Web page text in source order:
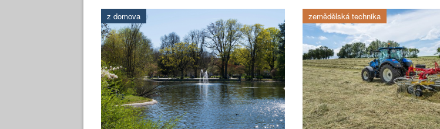
z domova zemědělská technika